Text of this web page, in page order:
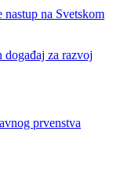
na Svetskom
događaj za razvoj
prvenstva